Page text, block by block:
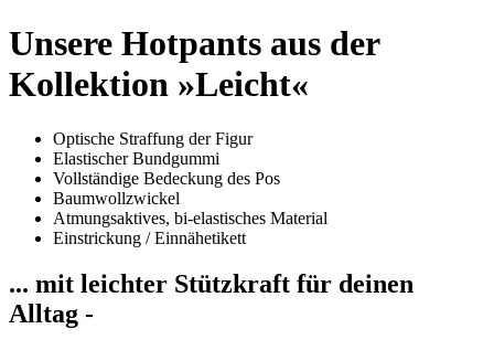
Unsere Hotpants aus der
Kollektion »Leicht«
Optische Straffung der Figur
Elastischer Bundgummi
Vollständige Bedeckung des Pos
Baumwollzwickel
Atmungsaktives, bi-elastisches Material
Einstrickung / Einnähetikett
... mit leichter Stützkraft für deinen
Alltag -